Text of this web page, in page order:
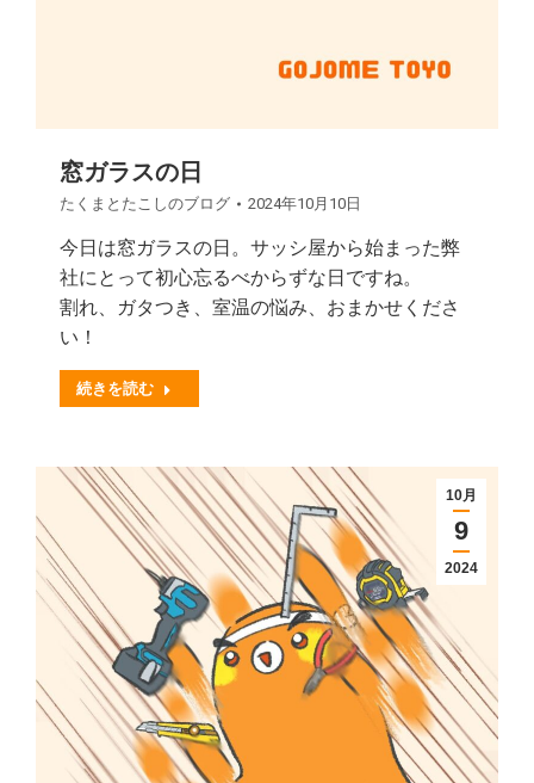
窓ガラスの日
たくまとたこしのブログ 2024年10月10日
今日は窓ガラスの日。サッシ屋から始まった弊
社にとって初心忘るべからずな日ですね。
割れ、ガタつき、室温の悩み、おまかせくださ
い！
続きを読む
10月
9
2024